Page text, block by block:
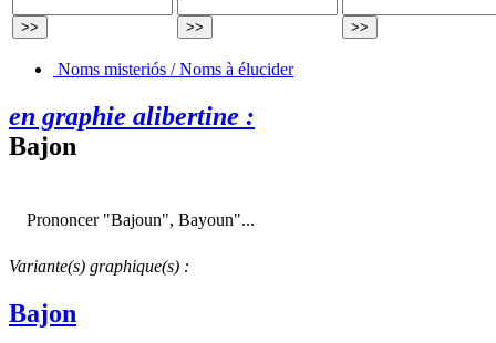
Noms misteriós / Noms à élucider
en graphie alibertine :
Bajon
Prononcer "Bajoun", Bayoun"...
Variante(s) graphique(s) :
Bajon